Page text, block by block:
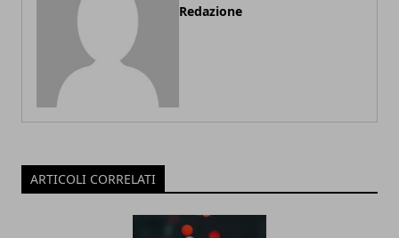
Redazione
ARTICOLI CORRELATI